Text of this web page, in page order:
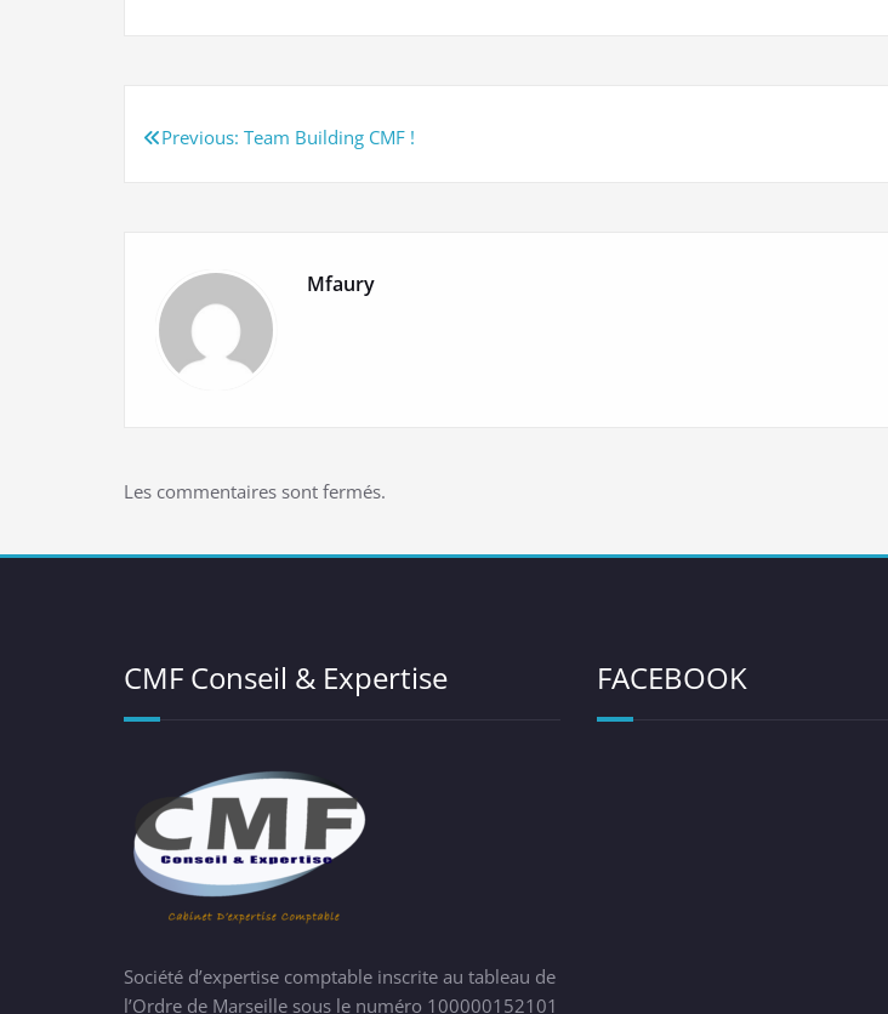
Navigation
l’article
Previous: Team Building CMF !
Mfaury
Les commentaires sont fermés.
CMF Conseil & Expertise
Société d’expertise comptable inscrite au tableau de
l’Ordre de Marseille sous le numéro 100000152101
FACEBOOK